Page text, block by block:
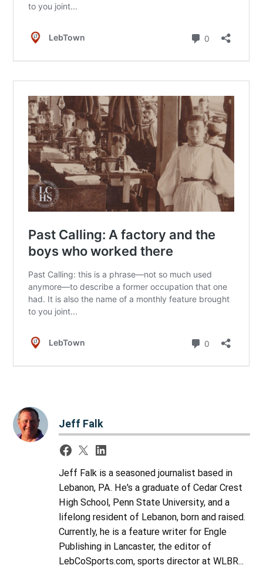
Jeff Falk
Jeff Falk is a seasoned journalist based in
Lebanon, PA. He's a graduate of Cedar Crest
High School, Penn State University, and a
lifelong resident of Lebanon, born and raised.
Currently, he is a feature writer for Engle
Publishing in Lancaster, the editor of
LebCoSports.com, sports director at WLBR...